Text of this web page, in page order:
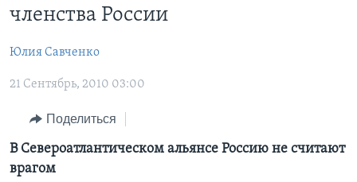
контент
навигации
Перейти
поиск
НОВОСТИ ЗА МИНУТУ
ИТОГИ
ПОЧЕМУ ЭТО ВАЖНО?
ДИСКУССИЯ VOA
ДЕТАЛИ
УЧИМ АНГЛИЙСКИЙ
НАША АМЕРИКАНСКАЯ ИСТОРИЯ
А КАК В АМЕРИКЕ?
АРТЕФАКТЫ
АМЕРИКАНСКИЕ ГОРОДКИ
ЭКСПЕРТИЗА
ИНТЕРВЬЮ
ФАКТЫ ПРОТИВ ФЕЙКОВ
ЗА СВОБОДУ ПРЕССЫ
УЧИМ АНГЛИЙСКИЙ
членства России
Юлия Савченко
21 Сентябрь, 2010 03:00
Поделиться
В Североатлантическом альянсе Россию не считают
врагом